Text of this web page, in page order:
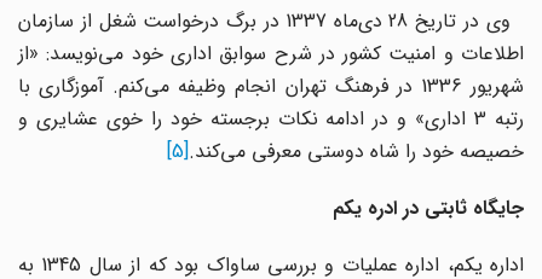
وی در تاریخ 28 دی‌ماه 1337 در برگ درخواست شغل از سازمان
اطلاعات و امنیت کشور در شرح سوابق اداری خود می‌نویسد: «از
شهریور 1336 در فرهنگ تهران انجام وظیفه می‌کنم. آموزگاری با
رتبه 3 اداری» و در ادامه‌ نکات برجسته خود را خوی عشایری و
خصیصه خود را شاه دوستی معرفی می‌کند.[5]
جایگاه ثابتی در ادره یکم
اداره یکم، اداره عملیات و بررسی ساواک بود که از سال 1345 به